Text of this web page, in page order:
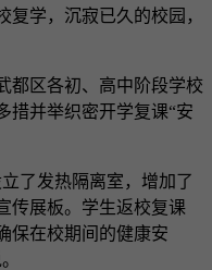
复学，沉寂已久的校园，
区各初、高中阶段学校
措并举织密开学复课“安
了发热隔离室，增加了
传展板。学生返校复课
保在校期间的健康安